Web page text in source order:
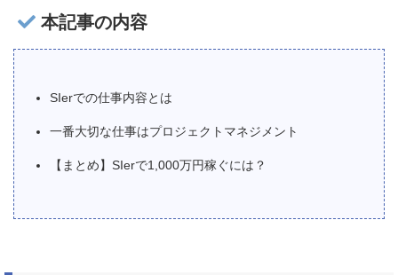
本記事の内容
SIerでの仕事内容とは
一番大切な仕事はプロジェクトマネジメント
【まとめ】SIerで1,000万円稼ぐには？